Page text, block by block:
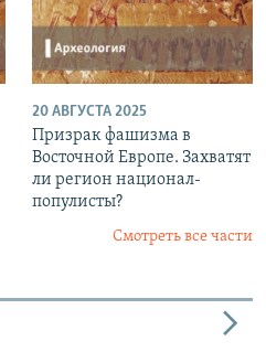
20 АВГУСТА 2025
Призрак фашизма в
Восточной Европе. Захватят
ли регион национал-
популисты?
Смотреть все части